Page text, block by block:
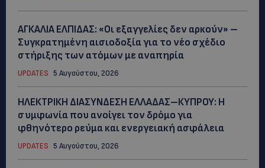
ΑΓΚΑΛΙΑ ΕΛΠΙΔΑΣ: «Οι εξαγγελίες δεν αρκούν» –
Συγκρατημένη αισιοδοξία για το νέο σχέδιο
στήριξης των ατόμων με αναπηρία
UPDATES 5 Αυγούστου, 2026
ΗΛΕΚΤΡΙΚΗ ΔΙΑΣΥΝΔΕΣΗ ΕΛΛΑΔΑΣ–ΚΥΠΡΟΥ: Η
συμφωνία που ανοίγει τον δρόμο για
φθηνότερο ρεύμα και ενεργειακή ασφάλεια
UPDATES 5 Αυγούστου, 2026